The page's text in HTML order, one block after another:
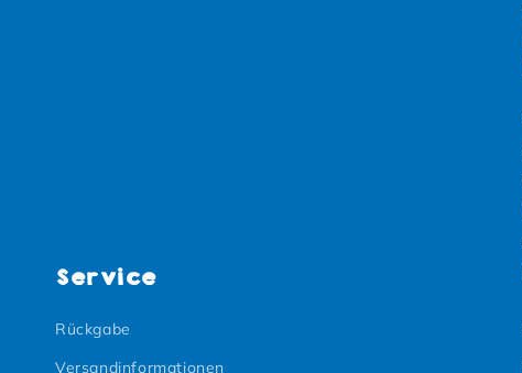
Service
Rückgabe
Versandinformationen